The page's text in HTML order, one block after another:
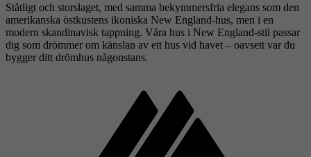
Ståtligt och storslaget, med samma bekymmersfria elegans som den
amerikanska östkustens ikoniska New England-hus, men i en
modern skandinavisk tappning. Våra hus i New England-stil passar
dig som drömmer om känslan av ett hus vid havet – oavsett var du
bygger ditt drömhus någonstans.